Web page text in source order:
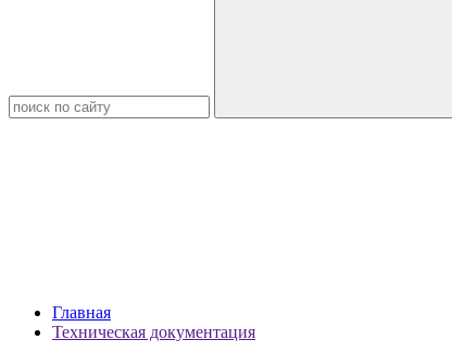
Главная
Техническая документация